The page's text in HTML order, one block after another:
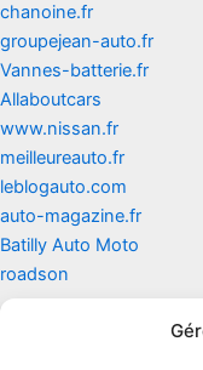
chanoine.fr
groupejean-auto.fr
Vannes-batterie.fr
Allaboutcars
www.nissan.fr
meilleureauto.fr
leblogauto.com
auto-magazine.fr
Batilly Auto Moto
roadson